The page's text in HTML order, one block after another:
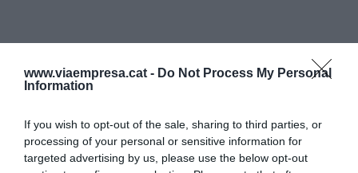
www.viaempresa.cat - Do Not Process My Personal
Information
If you wish to opt-out of the sale, sharing to third parties, or
processing of your personal or sensitive information for
targeted advertising by us, please use the below opt-out